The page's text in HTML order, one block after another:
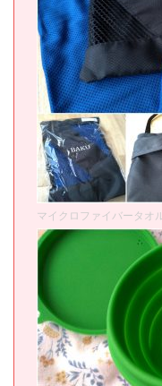
マイクロファイバータオ